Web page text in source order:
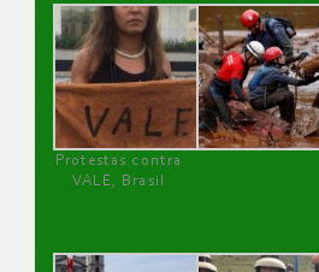
Protestas contra
VALE, Brasil